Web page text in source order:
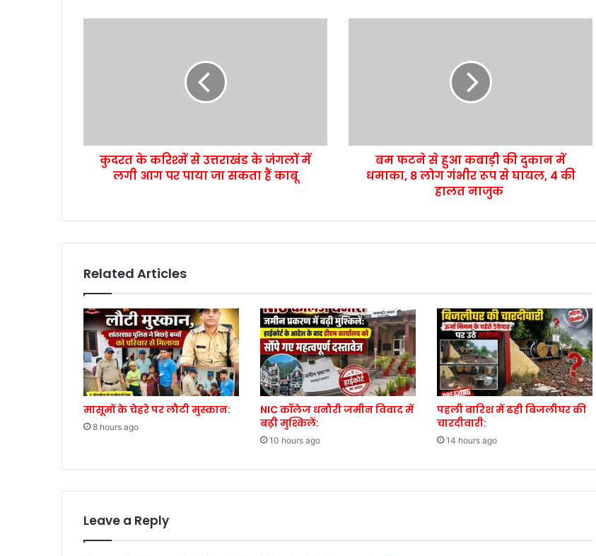
कुदरत के करिश्में से उत्तराखंड के जंगलों में
लगी आग पर पाया जा सकता हैं काबू
बम फटने से हुआ कबाड़ी की दुकान में
धमाका, 8 लोग गंभीर रूप से घायल, 4 की
हालत नाजुक
Related Articles
मासूमों के चेहरे पर लौटी मुस्कान:
8 hours ago
NIC कॉलेज धनौरी जमीन विवाद में
बढ़ी मुश्किलें:
10 hours ago
पहली बारिश में ढही बिजलीघर की
चारदीवारी:
14 hours ago
Leave a Reply